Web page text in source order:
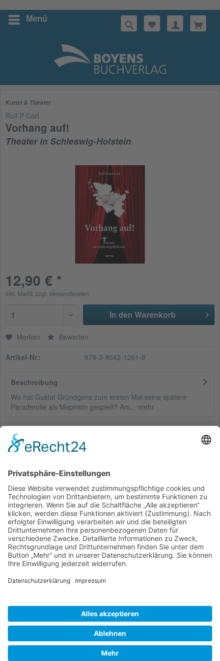
Menü
Suchen
Kunst & Theater
Rolf P Carl
Vorhang auf!
Theater in Schleswig-Holstein
12,90 € *
inkl. MwSt. zzgl. Versandkosten
1 In den Warenkorb
Merken Bewerten
Artikel-Nr.: 978-3-8042-1261-9
Beschreibung
Wo hat Gustaf Gründgens zum ersten Mal seine spätere
Paraderolle als Mephisto gespielt? Am... mehr
Bewertungen
Bewertungen lesen, schreiben und diskutieren...
Service Hotline
Shop Service
Informationen
* Alle Preise inkl. gesetzl. Mehrwertsteuer zzgl.Versandkostenund ggf.
Nachnahmegebühren, wenn nicht anders beschrieben
Bestellung Downloads
Widerrufsbelehrung Datenschutz
Impressum
Realisiert mit Shopware